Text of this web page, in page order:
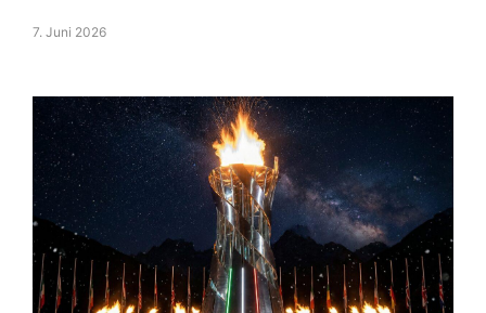
7. Juni 2026